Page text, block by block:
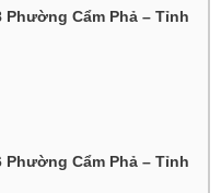
Phường Cẩm Phả – Tỉnh
Phường Cẩm Phả – Tỉnh